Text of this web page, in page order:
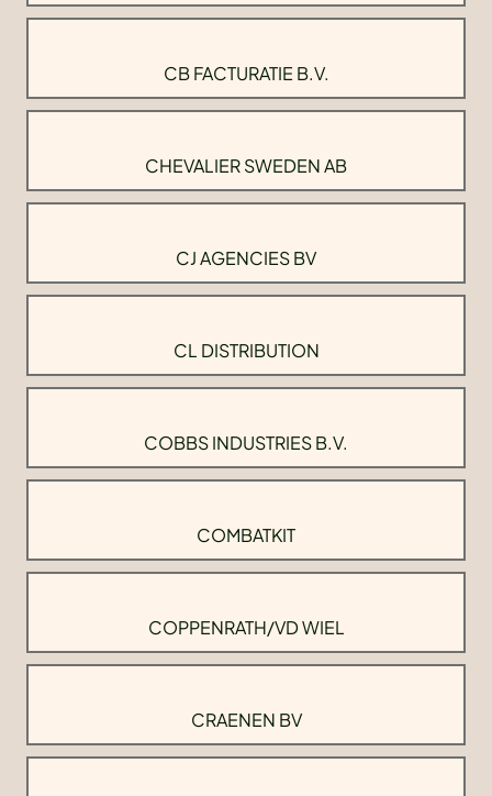
CB FACTURATIE B.V.
CHEVALIER SWEDEN AB
CJ AGENCIES BV
CL DISTRIBUTION
COBBS INDUSTRIES B.V.
COMBATKIT
COPPENRATH/VD WIEL
CRAENEN BV